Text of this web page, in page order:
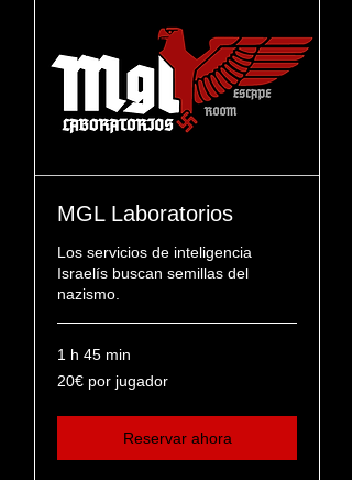
MGL Laboratorios
Los servicios de inteligencia
Israelís buscan semillas del
nazismo.
1 h 45 min
20€
por
20€ por jugador
Reservar ahora